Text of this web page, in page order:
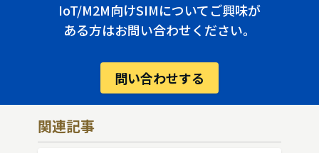
IoT/M2M向けSIMについてご興味が
ある方はお問い合わせください。
問い合わせする
関連記事